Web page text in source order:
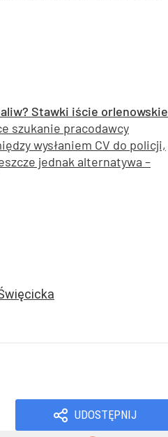
Stawki iście orlenowskie
szukanie pracodawcy
wysłaniem CV do policji,
jednak alternatywa –
UDOSTĘPNIJ